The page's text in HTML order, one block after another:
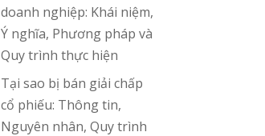
doanh nghiệp: Khái niệm,
Ý nghĩa, Phương pháp và
Quy trình thực hiện
Tại sao bị bán giải chấp
cổ phiếu: Thông tin,
Nguyên nhân, Quy trình